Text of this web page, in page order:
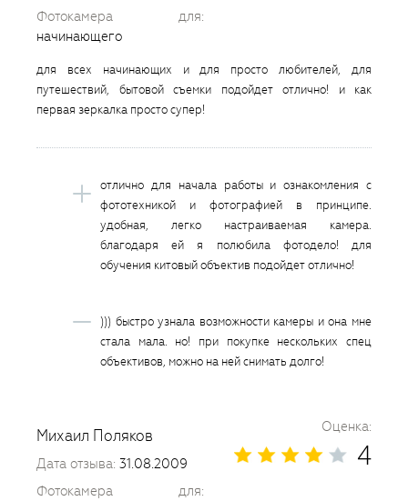
Фотокамера для:
начинающего
для всех начинающих и для просто любителей, для
путешествий, бытовой съемки подойдет отлично! и как
первая зеркалка просто супер!
отлично для начала работы и ознакомления с
фототехникой и фотографией в принципе.
удобная, легко настраиваемая камера.
благодаря ей я полюбила фотодело! для
обучения китовый объектив подойдет отлично!
))) быстро узнала возможности камеры и она мне
стала мала. но! при покупке нескольких спец
объективов, можно на ней снимать долго!
Михаил Поляков
Дата отзыва: 31.08.2009
Фотокамера для:
Оценка:
4